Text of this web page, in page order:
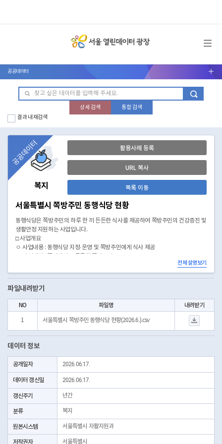
메뉴 열기
공공데이터 서브메뉴 열기
상세 검색
통합 검색
결과 내 재검색
복지
공공데이터 활용사례 등록
URL 복사
목록 이동
서울특별시 쪽방주민 동행식당 현황
동행식당은 쪽방주민의 하루 한 끼 든든한 식사를 제공하여 쪽방주민의 건강증진 및
생활안정 지원하는 사업입니다.
□ 사업개요
ㅇ 사업내용 : 동행식당 지정·운영 및 쪽방주민에게 식사 제공
ㅇ 운영기간 : 2026.1.1.~ 2026.12.31.(연중)
ㅇ 동행식당 목표 확대(’26년 53개소)
ㅇ 동행식당 운영 선정 및 협약체결(’25.12월말 기준)
전체 설명보기
파일내려받기
NO 파일명 내려받기
1 서울특별시 쪽방주민 동행식당 현황(2026.6.).csv
서울특별시 쪽방주
데이터 정보
공개일자 2026.06.17.
데이터 갱신일 2026.06.17.
갱신주기 년간
분류 복지
원본시스템 서울특별시 자활지원과
저작권자 서울특별시